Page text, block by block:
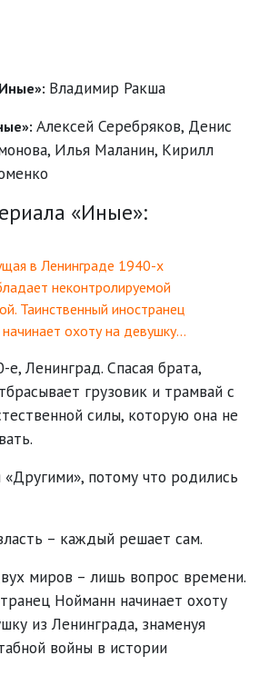
Владимир Ракша
Алексей Серебряков, Денис
, Илья Маланин, Кирилл
«Иные»:
в Ленинграде 1940-х
неконтролируемой
Таинственный иностранец
охоту на девушку…
Ленинград. Спасая брата,
грузовик и трамвай с
силы, которую она не
потому что родились
– каждый решает сам.
миров – лишь вопрос времени.
Нойманн начинает охоту
из Ленинграда, знаменуя
войны в истории